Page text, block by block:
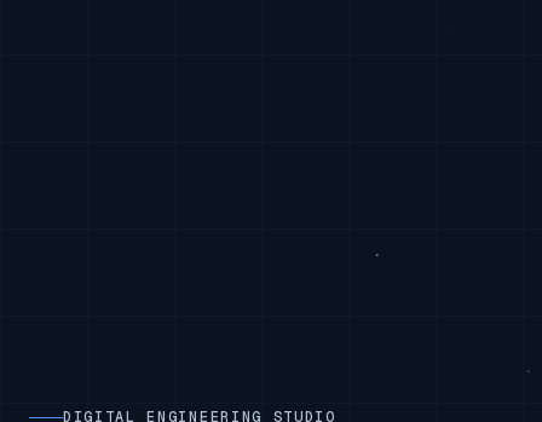
DIGITAL ENGINEERING STUDIO